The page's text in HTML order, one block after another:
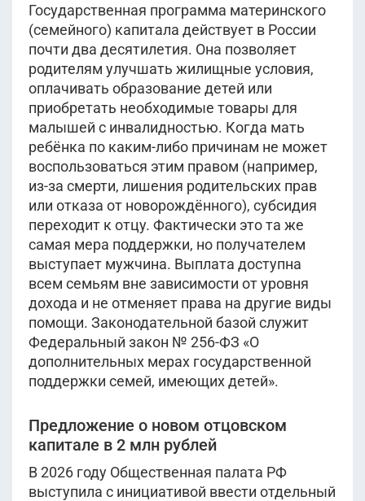
Государственная программа материнского
(семейного) капитала действует в России
почти два десятилетия. Она позволяет
родителям улучшать жилищные условия,
оплачивать образование детей или
приобретать необходимые товары для
малышей с инвалидностью. Когда мать
ребёнка по каким-либо причинам не может
воспользоваться этим правом (например,
из-за смерти, лишения родительских прав
или отказа от новорождённого), субсидия
переходит к отцу. Фактически это та же
самая мера поддержки, но получателем
выступает мужчина. Выплата доступна
всем семьям вне зависимости от уровня
дохода и не отменяет права на другие виды
помощи. Законодательной базой служит
Федеральный закон № 256-ФЗ «О
дополнительных мерах государственной
поддержки семей, имеющих детей».
Предложение о новом отцовском
капитале в 2 млн рублей
В 2026 году Общественная палата РФ
выступила с инициативой ввести отдельный